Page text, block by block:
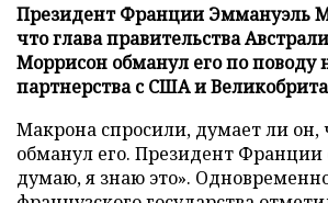
Президент Франции Эммануэль
что глава правительства
Моррисон обманул его по поводу
партнерства с США и
Макрона спросили, думает ли он,
обманул его. Президент Франции
думаю, я знаю это».